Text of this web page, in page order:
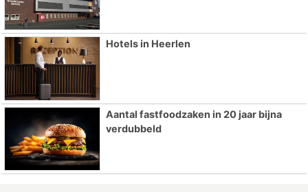
Hotels in Heerlen
Aantal fastfoodzaken in 20 jaar bijna
verdubbeld